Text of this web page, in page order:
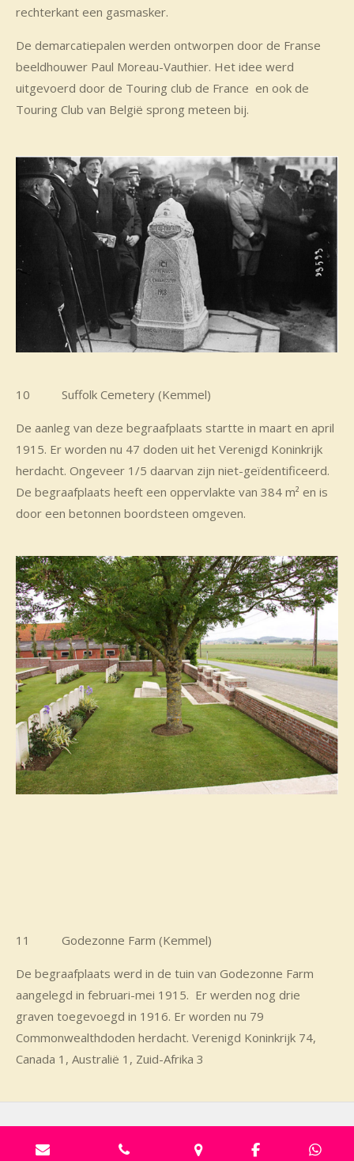
rechterkant een gasmasker.
De demarcatiepalen werden ontworpen door de Franse
beeldhouwer Paul Moreau-Vauthier. Het idee werd
uitgevoerd door de Touring club de France en ook de
Touring Club van België sprong meteen bij.
10 Suffolk Cemetery (Kemmel)
De aanleg van deze begraafplaats startte in maart en april
1915. Er worden nu 47 doden uit het Verenigd Koninkrijk
herdacht. Ongeveer 1/5 daarvan zijn niet-geïdentificeerd.
De begraafplaats heeft een oppervlakte van 384 m² en is
door een betonnen boordsteen omgeven.
11 Godezonne Farm (Kemmel)
De begraafplaats werd in de tuin van Godezonne Farm
aangelegd in februari-mei 1915. Er werden nog drie
graven toegevoegd in 1916. Er worden nu 79
Commonwealthdoden herdacht. Verenigd Koninkrijk 74,
Canada 1, Australië 1, Zuid-Afrika 3
© 2019 - 2026 FIETSEN IN HEUVELLAND